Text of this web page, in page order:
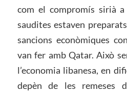
com el compromís sirià a
saudites estaven
sancions econòmiques
van fer amb Qatar. Això
l’economia libanesa, en
depèn de les remeses